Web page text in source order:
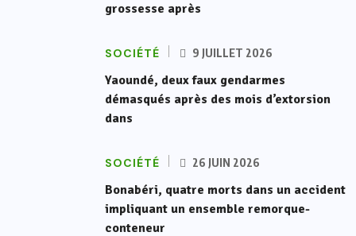
grossesse après
SOCIÉTÉ 9 JUILLET 2026
Yaoundé, deux faux gendarmes
démasqués après des mois d’extorsion
dans
SOCIÉTÉ 26 JUIN 2026
Bonabéri, quatre morts dans un accident
impliquant un ensemble remorque-
conteneur